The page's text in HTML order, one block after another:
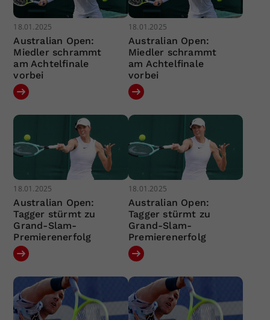
18.01.2025
Australian Open:
Miedler schrammt
am Achtelfinale
vorbei
18.01.2025
Australian Open:
Miedler schrammt
am Achtelfinale
vorbei
18.01.2025
Australian Open:
Tagger stürmt zu
Grand-Slam-
Premierenerfolg
18.01.2025
Australian Open:
Tagger stürmt zu
Grand-Slam-
Premierenerfolg